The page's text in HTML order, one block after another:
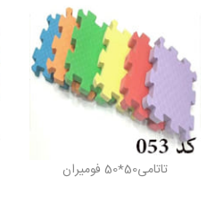
تاتامی50*50 فومیران